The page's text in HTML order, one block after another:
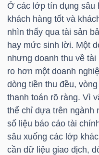
Ở các lớp tín dụng
khách hàng tốt và
nhìn thấy qua tài sản
hay mức sinh lời. Một
nhưng doanh thu về
ro hơn một doanh
dòng tiền thu đều,
thanh toán rõ ràng. Vì
thể chỉ dựa trên ngành
số liệu báo cáo tài
sâu xuống các lớp
cần dữ liệu giao dịch,
NĂNG
LƯỢNG
NGUYÊN
VẬT
LIỆU